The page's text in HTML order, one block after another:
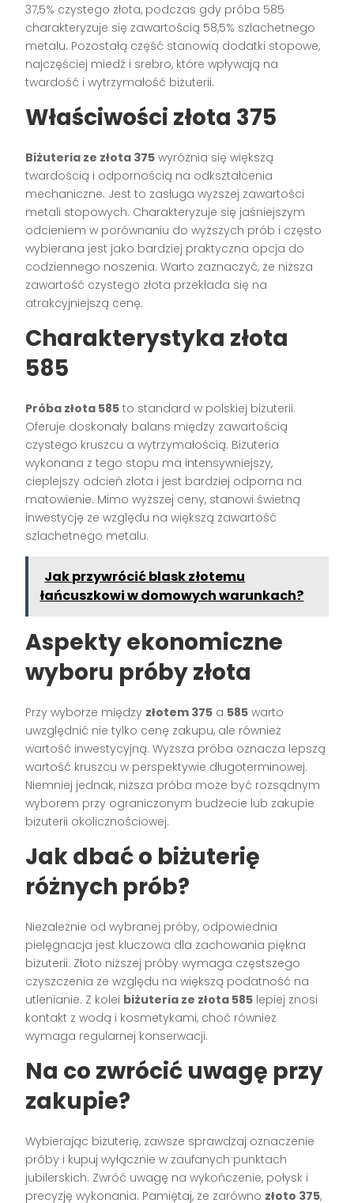
37,5% czystego złota, podczas gdy próba 585
charakteryzuje się zawartością 58,5% szlachetnego
metalu. Pozostałą część stanowią dodatki stopowe,
najczęściej miedź i srebro, które wpływają na
twardość i wytrzymałość biżuterii.
Właściwości złota 375
Biżuteria ze złota 375 wyróżnia się większą
twardością i odpornością na odkształcenia
mechaniczne. Jest to zasługa wyższej zawartości
metali stopowych. Charakteryzuje się jaśniejszym
odcieniem w porównaniu do wyższych prób i często
wybierana jest jako bardziej praktyczna opcja do
codziennego noszenia. Warto zaznaczyć, że niższa
zawartość czystego złota przekłada się na
atrakcyjniejszą cenę.
Charakterystyka złota
585
Próba złota 585 to standard w polskiej biżuterii.
Oferuje doskonały balans między zawartością
czystego kruszcu a wytrzymałością. Biżuteria
wykonana z tego stopu ma intensywniejszy,
cieplejszy odcień złota i jest bardziej odporna na
matowienie. Mimo wyższej ceny, stanowi świetną
inwestycję ze względu na większą zawartość
szlachetnego metalu.
Jak przywrócić blask złotemu
łańcuszkowi w domowych warunkach?
Aspekty ekonomiczne
wyboru próby złota
Przy wyborze między złotem 375 a 585 warto
uwzględnić nie tylko cenę zakupu, ale również
wartość inwestycyjną. Wyższa próba oznacza lepszą
wartość kruszcu w perspektywie długoterminowej.
Niemniej jednak, niższa próba może być rozsądnym
wyborem przy ograniczonym budżecie lub zakupie
biżuterii okolicznościowej.
Jak dbać o biżuterię
różnych prób?
Niezależnie od wybranej próby, odpowiednia
pielęgnacja jest kluczowa dla zachowania piękna
biżuterii. Złoto niższej próby wymaga częstszego
czyszczenia ze względu na większą podatność na
utlenianie. Z kolei biżuteria ze złota 585 lepiej znosi
kontakt z wodą i kosmetykami, choć również
wymaga regularnej konserwacji.
Na co zwrócić uwagę przy
zakupie?
Wybierając biżuterię, zawsze sprawdzaj oznaczenie
próby i kupuj wyłącznie w zaufanych punktach
jubilerskich. Zwróć uwagę na wykończenie, połysk i
precyzję wykonania. Pamiętaj, że zarówno złoto 375,